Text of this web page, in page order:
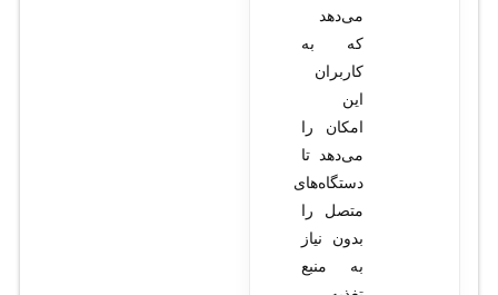
می‌دهد
که به
کاربران
این
امکان را
می‌دهد تا
دستگاه‌های
متصل را
بدون نیاز
به منبع